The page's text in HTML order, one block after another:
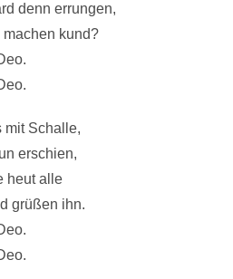
denn errungen,
kund?
mit Schalle,
erschien,
heut alle
grüßen ihn.